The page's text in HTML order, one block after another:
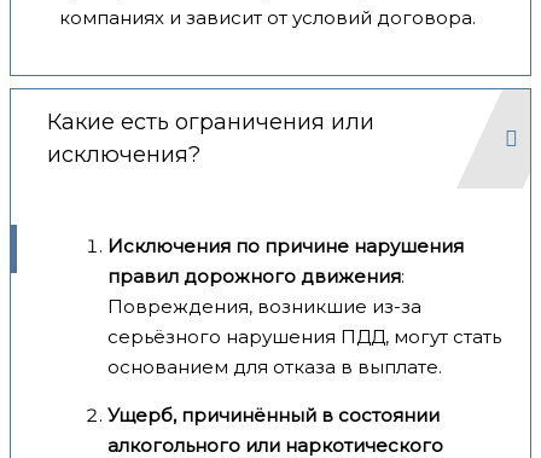
компаниях и зависит от условий договора.
Какие есть ограничения или
исключения?
Исключения по причине нарушения
правил дорожного движения:
Повреждения, возникшие из-за
серьёзного нарушения ПДД, могут стать
основанием для отказа в выплате.
Ущерб, причинённый в состоянии
алкогольного или наркотического